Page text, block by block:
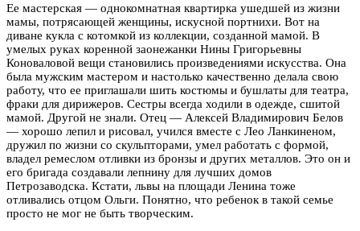
Ее мастерская — однокомнатная квартирка ушедшей из жизни
мамы, потрясающей женщины, искусной портнихи. Вот на
диване кукла с котомкой из коллекции, созданной мамой. В
умелых руках коренной заонежанки Нины Григорьевны
Коноваловой вещи становились произведениями искусства. Она
была мужским мастером и настолько качественно делала свою
работу, что ее приглашали шить костюмы и бушлаты для театра,
фраки для дирижеров. Сестры всегда ходили в одежде, сшитой
мамой. Другой не знали. Отец — Алексей Владимирович Белов
— хорошо лепил и рисовал, учился вместе с Лео Ланкиненом,
дружил по жизни со скульпторами, умел работать с формой,
владел ремеслом отливки из бронзы и других металлов. Это он и
его бригада создавали лепнину для лучших домов
Петрозаводска. Кстати, львы на площади Ленина тоже
отливались отцом Ольги. Понятно, что ребенок в такой семье
просто не мог не быть творческим.